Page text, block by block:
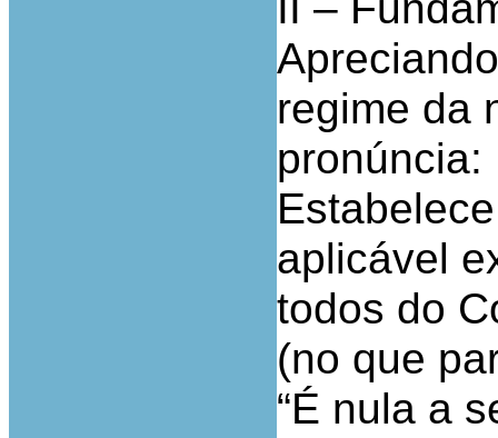
regime da
pronúncia:
aplicável
todos do
(no que
“É nula a